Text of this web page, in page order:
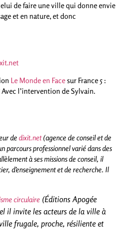
de faire une ville qui donne envie
et en nature, et donc
Le Monde en Face sur France 5 :
l’intervention de Sylvain.
dedixit.net(agence de conseil et de
parcours professionnel varié dans des
à ses missions de conseil, il
d’enseignement et de recherche. Il
circulaire (Éditions Apogée
il invite les acteurs de la ville à
frugale, proche, résiliente et